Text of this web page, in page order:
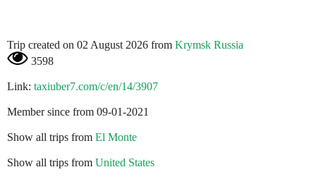
Trip created on 02 August 2026 from Krymsk Russia
3598
Link: taxiuber7.com/c/en/14/3907
Member since from 09-01-2021
Show all trips from El Monte
Show all trips from United States